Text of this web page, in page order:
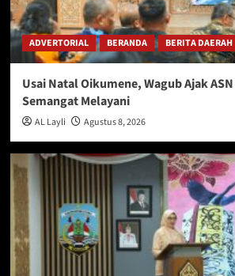
ADVERTORIAL BERANDA BERITA DAERAH
Usai Natal Oikumene, Wagub Ajak
Semangat Melayani
AL Layli Agustus 8, 2026